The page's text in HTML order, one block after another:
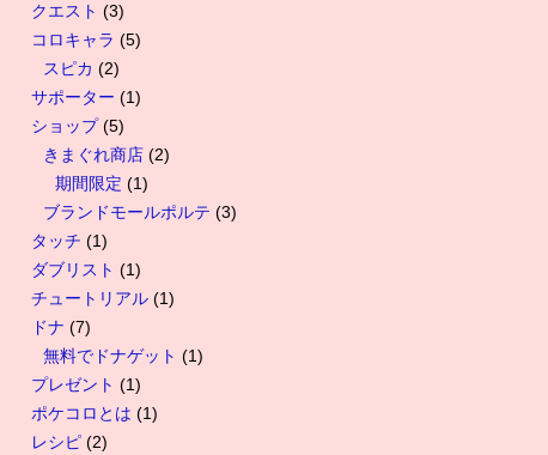
クエスト (3)
コロキャラ (5)
スピカ (2)
サポーター (1)
ショップ(5)
きまぐれ商店 (2)
期間限定 (1)
ブランドモールポルテ (3)
タッチ (1)
ダブリスト (1)
チュートリアル (1)
ドナ (7)
無料でドナゲット (1)
プレゼント (1)
ポケコロとは (1)
レシピ (2)